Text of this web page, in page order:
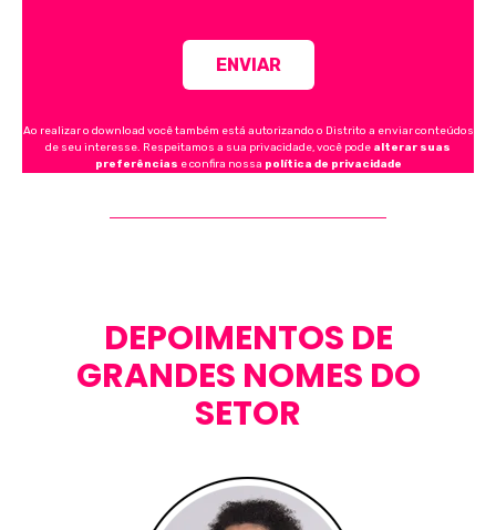
Ao realizar o download você também está autorizando o Distrito a enviar conteúdos
de seu interesse. Respeitamos a sua privacidade, você pode alterar suas
preferências e confira nossa política de privacidade
DEPOIMENTOS DE
GRANDES NOMES DO
SETOR